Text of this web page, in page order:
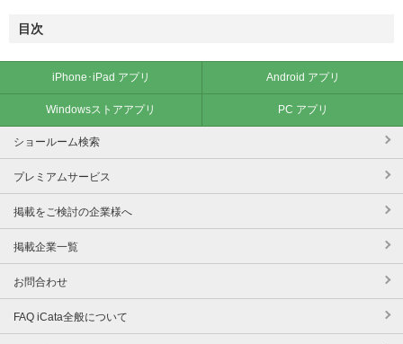
目次
iPhone･iPad アプリ Android アプリ
Windowsストアアプリ PC アプリ
ショールーム検索
プレミアムサービス
掲載をご検討の企業様へ
掲載企業一覧
お問合わせ
FAQ iCata全般について